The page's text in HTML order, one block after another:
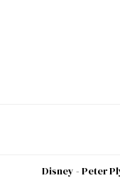
Disney - Peter